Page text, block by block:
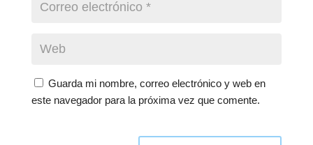
Guarda mi nombre, correo electrónico y web en
este navegador para la próxima vez que comente.